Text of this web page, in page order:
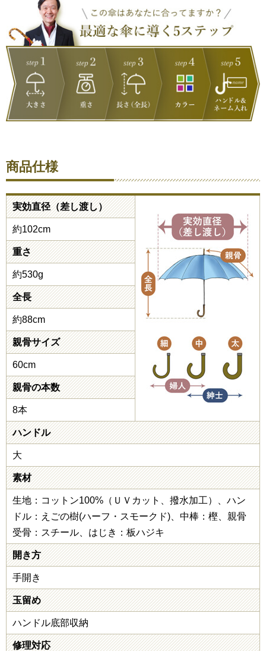
商品仕様
実効直径（差し渡し）
約102cm
重さ
約530g
全長
約88cm
親骨サイズ
60cm
親骨の本数
8本
ハンドル
大
素材
生地：コットン100%（ＵＶカット、撥水加工）、ハン
ドル：えごの樹(ハーフ・スモークド)、中棒：樫、親骨
受骨：スチール、はじき：板ハジキ
開き方
手開き
玉留め
ハンドル底部収納
修理対応